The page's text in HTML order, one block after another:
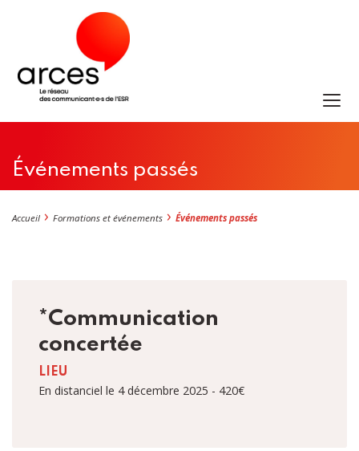
Événements passés
Accueil Formations et événements Événements passés
*Communication
concertée
LIEU
En distanciel le 4 décembre 2025 - 420€